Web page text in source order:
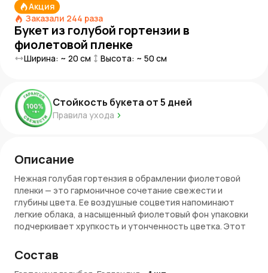
Акция
Заказали 244 раза
Букет из голубой гортензии в
фиолетовой пленке
Ширина: ~ 20 см Высота: ~ 50 см
Стойкость букета от5 дней
Правила ухода
Описание
Нежная голубая гортензия в обрамлении фиолетовой
пленки — это гармоничное сочетание свежести и
глубины цвета. Ее воздушные соцветия напоминают
легкие облака, а насыщенный фиолетовый фон упаковки
подчеркивает хрупкость и утонченность цветка. Этот
для подарка как близкому человеку, так и для делового
поздравления. Голубая гортензия несет в себе
Состав